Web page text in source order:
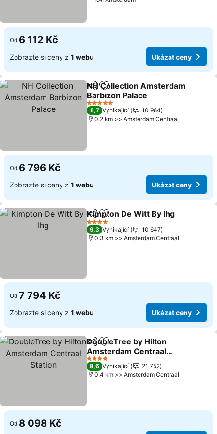
Od 6 112 Kč
Zobrazte si ceny z 1 webu Ukázat ceny
SdíletPřidat na seznam oblíbených
NH Collection Amsterdam
Barbizon Palace
5 Počet hvězdiček
8,7 Vynikající
10 984
0.2 km >> Amsterdam Centraal
Od 6 796 Kč
Zobrazte si ceny z 1 webu Ukázat ceny
SdíletPřidat na seznam oblíbených
Kimpton De Witt By Ihg
4 Počet hvězdiček
9,3 Vynikající
10 647
0.3 km >> Amsterdam Centraal
Od 7 794 Kč
Zobrazte si ceny z 1 webu Ukázat ceny
SdíletPřidat na seznam oblíbených
DoubleTree by Hilton
Amsterdam Centraal
Station
4 Počet hvězdiček
8,6 Vynikající
21 752
0.4 km >> Amsterdam Centraal
Od 8 098 Kč